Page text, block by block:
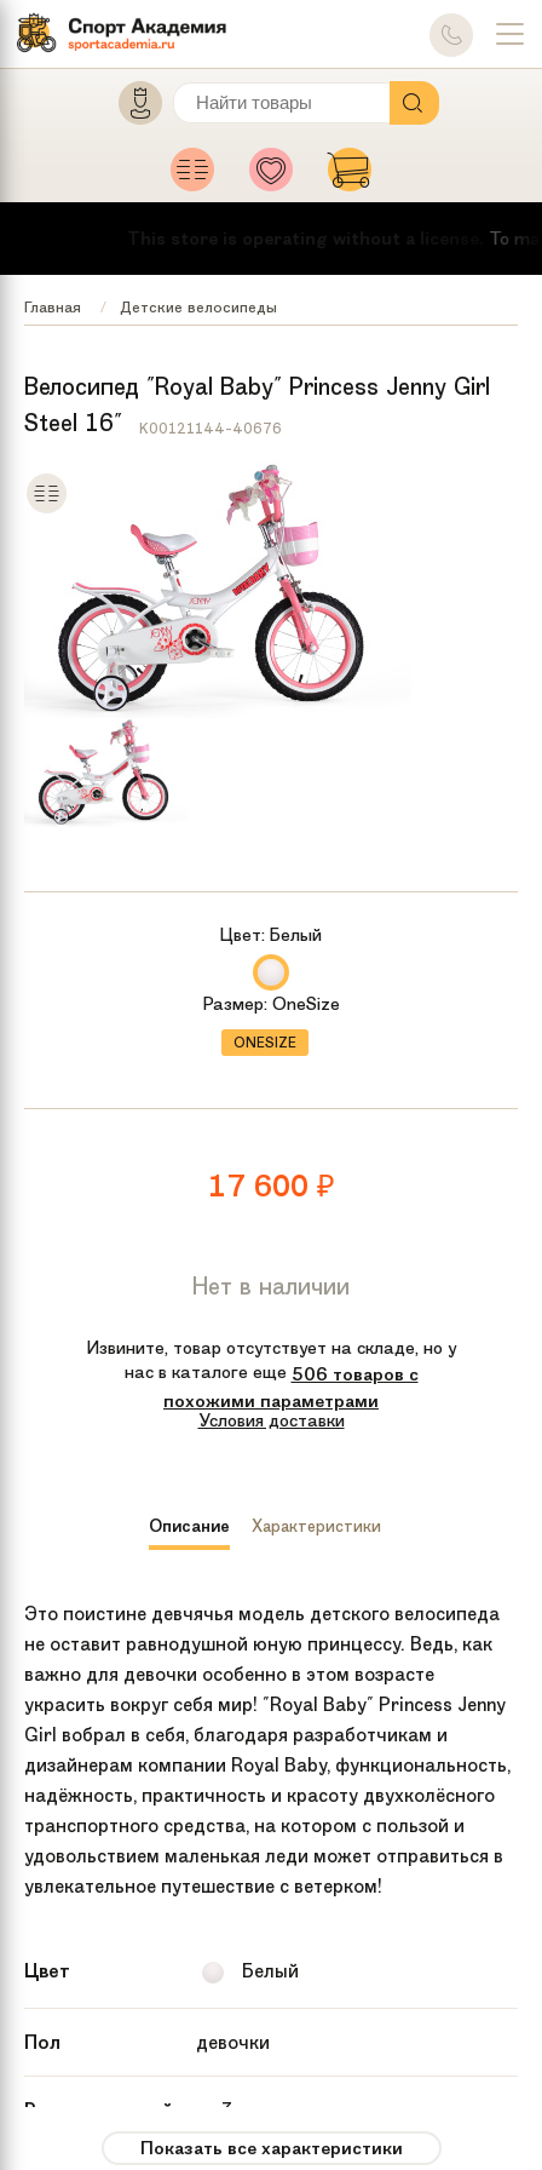
This store is operating without a license. To
Главная Детские велосипеды
Велосипед "Royal Baby" Princess Jenny Girl
Steel 16"
K00121144-40676
17 600 ₽
Нет в наличии
Извините, товар отсутствует на складе, но у
нас в каталоге еще 506 товаров с
похожими параметрами
Цвет: Белый
Размер: OneSize
ONESIZE
Условия доставки
Описание Характеристики
Это поистине девчячья модель детского велосипеда
не оставит равнодушной юную принцессу. Ведь, как
важно для девочки особенно в этом возрасте
украсить вокруг себя мир! "Royal Baby" Princess Jenny
Girl вобрал в себя, благодаря разработчикам и
дизайнерам компании Royal Baby, функциональность,
надёжность, практичность и красоту двухколёсного
транспортного средства, на котором с пользой и
удовольствием маленькая леди может отправиться в
увлекательное путешествие с ветерком!
Цвет Белый
Пол девочки
Рекомендуемый
от 3 лет
Показать все характеристики